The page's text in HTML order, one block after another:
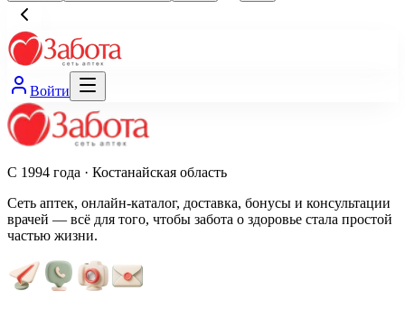
Войти
С 1994 года · Костанайская область
Сеть аптек, онлайн-каталог, доставка, бонусы и консультации
врачей — всё для того, чтобы забота о здоровье стала простой
частью жизни.